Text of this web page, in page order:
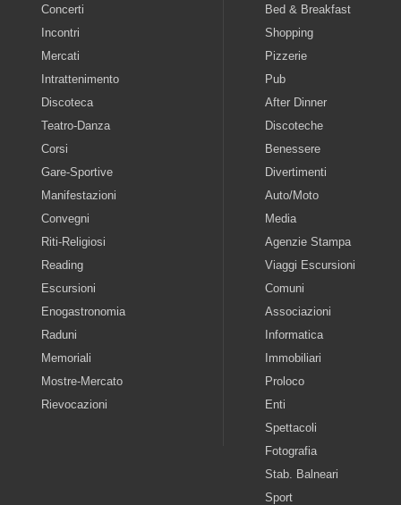
Concerti
Incontri
Mercati
Intrattenimento
Discoteca
Teatro-Danza
Corsi
Gare-Sportive
Manifestazioni
Convegni
Riti-Religiosi
Reading
Escursioni
Enogastronomia
Raduni
Memoriali
Mostre-Mercato
Rievocazioni
Bed & Breakfast
Shopping
Pizzerie
Pub
After Dinner
Discoteche
Benessere
Divertimenti
Auto/Moto
Media
Agenzie Stampa
Viaggi Escursioni
Comuni
Associazioni
Informatica
Immobiliari
Proloco
Enti
Spettacoli
Fotografia
Stab. Balneari
Sport